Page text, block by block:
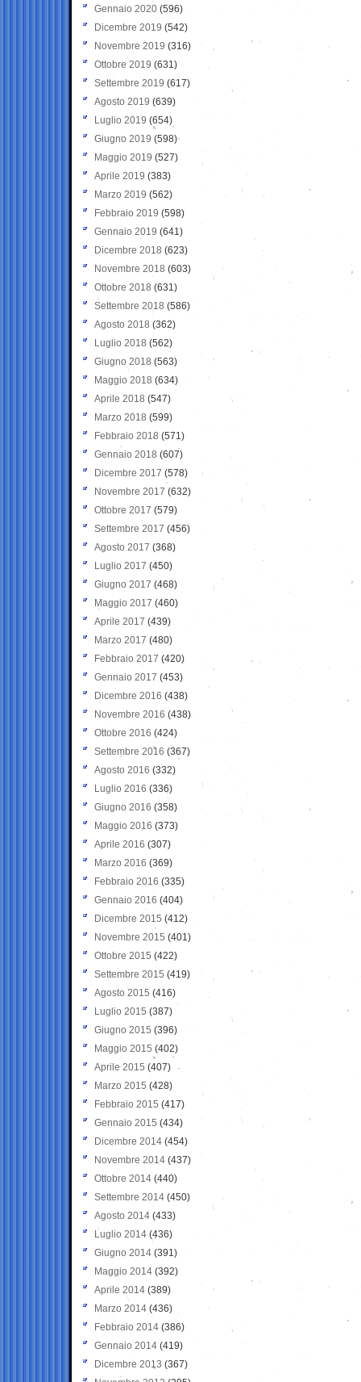
Gennaio 2020 (596)
Dicembre 2019 (542)
Novembre 2019 (316)
Ottobre 2019 (631)
Settembre 2019 (617)
Agosto 2019 (639)
Luglio 2019 (654)
Giugno 2019 (598)
Maggio 2019 (527)
Aprile 2019 (383)
Marzo 2019 (562)
Febbraio 2019 (598)
Gennaio 2019 (641)
Dicembre 2018 (623)
Novembre 2018 (603)
Ottobre 2018 (631)
Settembre 2018 (586)
Agosto 2018 (362)
Luglio 2018 (562)
Giugno 2018 (563)
Maggio 2018 (634)
Aprile 2018 (547)
Marzo 2018 (599)
Febbraio 2018 (571)
Gennaio 2018 (607)
Dicembre 2017 (578)
Novembre 2017 (632)
Ottobre 2017 (579)
Settembre 2017 (456)
Agosto 2017 (368)
Luglio 2017 (450)
Giugno 2017 (468)
Maggio 2017 (460)
Aprile 2017 (439)
Marzo 2017 (480)
Febbraio 2017 (420)
Gennaio 2017 (453)
Dicembre 2016 (438)
Novembre 2016 (438)
Ottobre 2016 (424)
Settembre 2016 (367)
Agosto 2016 (332)
Luglio 2016 (336)
Giugno 2016 (358)
Maggio 2016 (373)
Aprile 2016 (307)
Marzo 2016 (369)
Febbraio 2016 (335)
Gennaio 2016 (404)
Dicembre 2015 (412)
Novembre 2015 (401)
Ottobre 2015 (422)
Settembre 2015 (419)
Agosto 2015 (416)
Luglio 2015 (387)
Giugno 2015 (396)
Maggio 2015 (402)
Aprile 2015 (407)
Marzo 2015 (428)
Febbraio 2015 (417)
Gennaio 2015 (434)
Dicembre 2014 (454)
Novembre 2014 (437)
Ottobre 2014 (440)
Settembre 2014 (450)
Agosto 2014 (433)
Luglio 2014 (436)
Giugno 2014 (391)
Maggio 2014 (392)
Aprile 2014 (389)
Marzo 2014 (436)
Febbraio 2014 (386)
Gennaio 2014 (419)
Dicembre 2013 (367)